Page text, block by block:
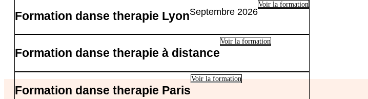
Formation danse therapie LyonSeptembre 2026
Voir la formation
Formation danse therapie à distance
Voir la formation
Formation danse therapie Paris
Voir la formation